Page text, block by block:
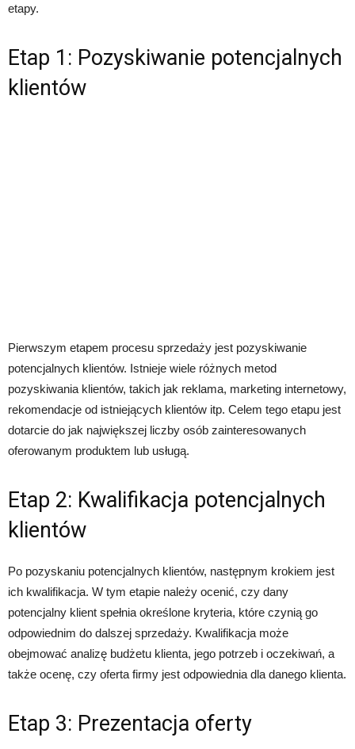
etapy.
Etap 1: Pozyskiwanie potencjalnych
klientów
Pierwszym etapem procesu sprzedaży jest pozyskiwanie
potencjalnych klientów. Istnieje wiele różnych metod
pozyskiwania klientów, takich jak reklama, marketing internetowy,
rekomendacje od istniejących klientów itp. Celem tego etapu jest
dotarcie do jak największej liczby osób zainteresowanych
oferowanym produktem lub usługą.
Etap 2: Kwalifikacja potencjalnych
klientów
Po pozyskaniu potencjalnych klientów, następnym krokiem jest
ich kwalifikacja. W tym etapie należy ocenić, czy dany
potencjalny klient spełnia określone kryteria, które czynią go
odpowiednim do dalszej sprzedaży. Kwalifikacja może
obejmować analizę budżetu klienta, jego potrzeb i oczekiwań, a
także ocenę, czy oferta firmy jest odpowiednia dla danego klienta.
Etap 3: Prezentacja oferty